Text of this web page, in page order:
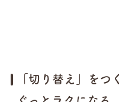
「切り替え」をつ